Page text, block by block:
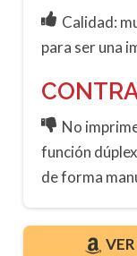
Calidad:
para ser una
No
función
de forma